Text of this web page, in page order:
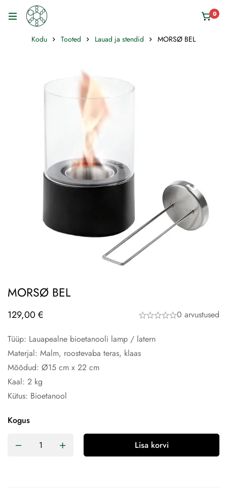
0
Kodu Tooted Lauad ja stendid MORSØ BEL
MORSØ BEL
129,00 € 0 arvustused
Tüüp: Lauapealne bioetanooli lamp / latern
Materjal: Malm, roostevaba teras, klaas
Mõõdud: Ø15 cm x 22 cm
Kaal: 2 kg
Kütus: Bioetanool
Kogus
Lisa korvi